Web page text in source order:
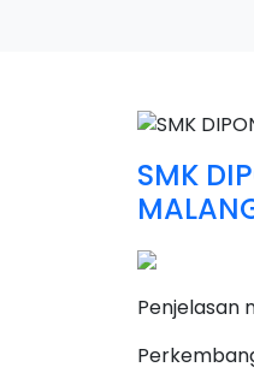
SMK
Penjelasan